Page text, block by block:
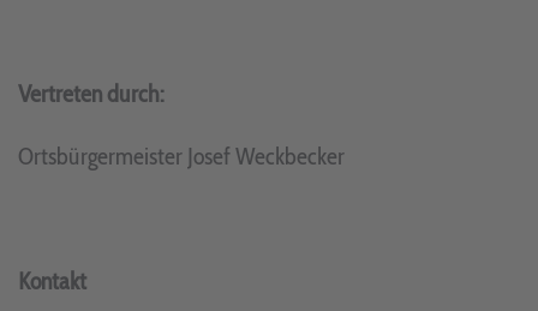
Vertreten durch:
Ortsbürgermeister Josef Weckbecker
Kontakt